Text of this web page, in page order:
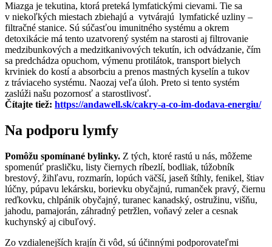
Miazga je tekutina, ktorá preteká lymfatickými cievami. Tie sa
v niekoľkých miestach zbiehajú a vytvárajú lymfatické uzliny –
filtračné stanice. Sú súčasťou imunitného systému a okrem
detoxikácie má tento uzatvorený systém na starosti aj filtrovanie
medzibunkových a medzitkanivových tekutín, ich odvádzanie, čím
sa predchádza opuchom, výmenu protilátok, transport bielych
krviniek do kostí a absorbciu a prenos mastných kyselín a tukov
z tráviaceho systému. Naozaj veľa úloh. Preto si tento systém
zaslúži našu pozornosť a starostlivosť.
Čítajte tiež: https://andawell.sk/cakry-a-co-im-dodava-energiu/
Na podporu lymfy
Pomôžu spomínané bylinky. Z tých, ktoré rastú u nás, môžeme
spomenúť prasličku, listy čiernych ríbezlí, bodliak, túžobník
brestový, žihľavu, rozmarín, lopúch väčší, jaseň štíhly, fenikel, štiav
lúčny, púpavu lekársku, borievku obyčajnú, rumanček pravý, čiernu
reďkovku, chlpánik obyčajný, turanec kanadský, ostružinu, višňu,
jahodu, pamajorán, záhradný petržlen, voňavý zeler a cesnak
kuchynský aj cibuľový.
Zo vzdialenejších krajín či vôd, sú účinnými podporovateľmi